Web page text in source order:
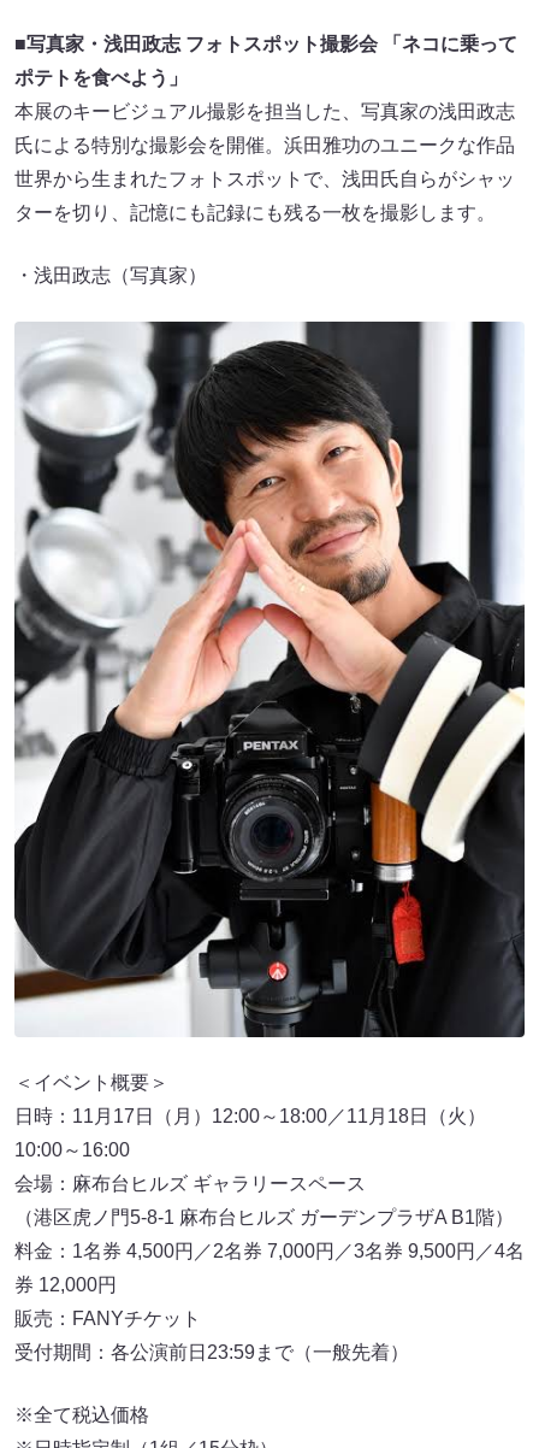
■写真家・浅田政志 フォトスポット撮影会 「ネコに乗って
ポテトを食べよう」
本展のキービジュアル撮影を担当した、写真家の浅田政志
氏による特別な撮影会を開催。浜田雅功のユニークな作品
世界から生まれたフォトスポットで、浅田氏自らがシャッ
ターを切り、記憶にも記録にも残る一枚を撮影します。
・浅田政志（写真家）
＜イベント概要＞
日時：11月17日（月）12:00～18:00／11月18日（火）
10:00～16:00
会場：麻布台ヒルズ ギャラリースペース
（港区虎ノ門5-8-1 麻布台ヒルズ ガーデンプラザA B1階）
料金：1名券 4,500円／2名券 7,000円／3名券 9,500円／4名
券 12,000円
販売：FANYチケット
受付期間：各公演前日23:59まで（一般先着）
※全て税込価格